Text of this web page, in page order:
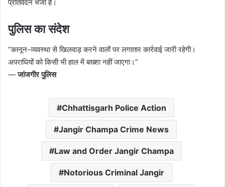
प्रतिवेदन भेजा है।
पुलिस का संदेश
“कानून-व्यवस्था से खिलवाड़ करने वालों पर लगातार कार्रवाई जारी रहेगी।
अपराधियों को किसी भी हाल में बख्शा नहीं जाएगा।”
—जांजगीर पुलिस
Chhattisgarh Police Action
Jangir Champa Crime News
Law and Order Jangir Champa
Notorious Criminal Jangir